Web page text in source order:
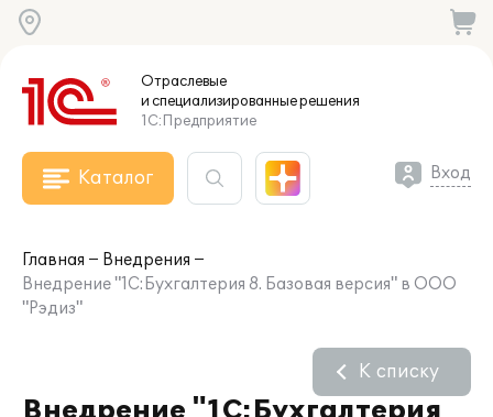
Отраслевые
и специализированныерешения
1С:Предприятие
Каталог Вход
Главная
Внедрения
Внедрение "1С:Бухгалтерия 8. Базовая версия" в ООО
"Рэдиз"
К списку